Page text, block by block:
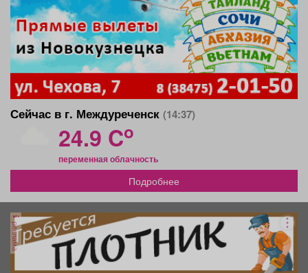
Сейчас в г. Междуреченск (14:37)
24.9 Co
переменная облачность
Подробнее
реклама